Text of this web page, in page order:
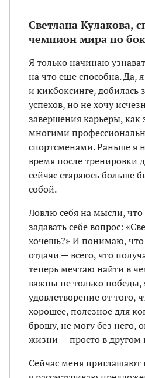
Светлана Кулакова,
чемпион мира по
Я только начинаю
на что еще способна. Да,
и кикбоксинге, добилась
успехов, но не хочу
завершения карьеры, как
многими
спортсменами. Раньше я
время после тренировки
сейчас стараюсь больше
собой.
Ловлю себя на мысли, что
задавать себе вопрос:
хочешь?» И понимаю, что
отдачи — всего, что
теперь мечтаю найти в
важны не только победы,
удовлетворение от того,
хорошее, полезное для
брошу, не могу без него,
жизни — просто в другом
Сейчас меня приглашают